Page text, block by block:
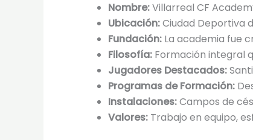
Nombre:Villarreal CF
Ubicación:Ciudad Deportiva
Fundación:La academia fue
Filosofía:Formación integral
Jugadores Destacados:
Programas de Formación:
Instalaciones:Campos de
Valores:Trabajo en equipo,